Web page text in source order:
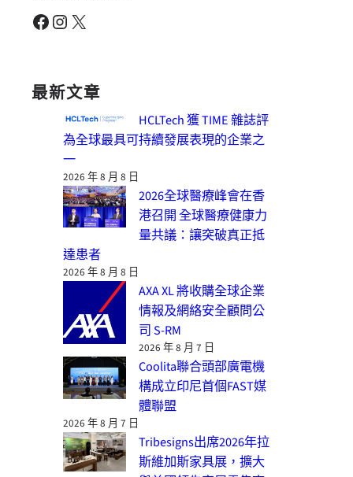
Facebook Instagram X
最新文章
HCLTech 獲 TIME 雜誌評
為全球最具可持續發展表現的企業之
一
2026 年 8 月 8 日
2026全球醫療峰會在香
港召開 全球醫療健康力
量共議：讓突破真正抵
達患者
2026 年 8 月 8 日
AXA XL 將收購全球企業
情報及網絡安全顧問公
司 S-RM
2026 年 8 月 7 日
Coolita聯合頭部廣電機
構成立印尼首個FAST媒
體聯盟
2026 年 8 月 7 日
Tribesigns出席2026年拉
斯維加斯家具展，擴大